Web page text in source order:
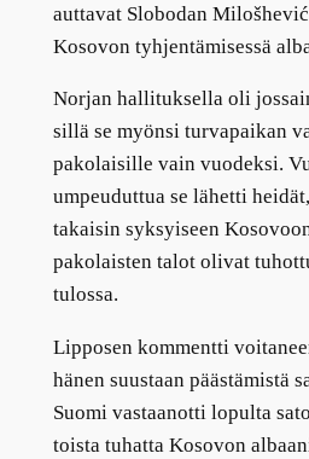
auttavat Slobodan
Kosovon tyhjentämisessä
Norjan hallituksella oli
sillä se myönsi turvapaikan
pakolaisille vain vuodeksi.
umpeuduttua se lähetti
takaisin syksyiseen
pakolaisten talot olivat
tulossa.
Lipposen kommentti
hänen suustaan päästämistä
Suomi vastaanotti lopulta
toista tuhatta Kosovon